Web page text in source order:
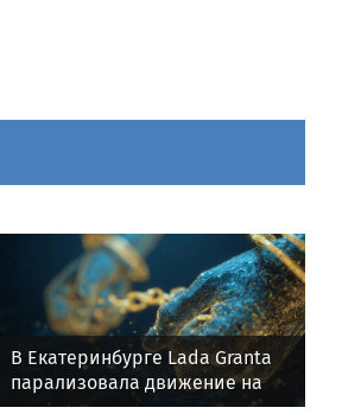
В Екатеринбурге Lada Granta
парализовала движение на
Амундсена